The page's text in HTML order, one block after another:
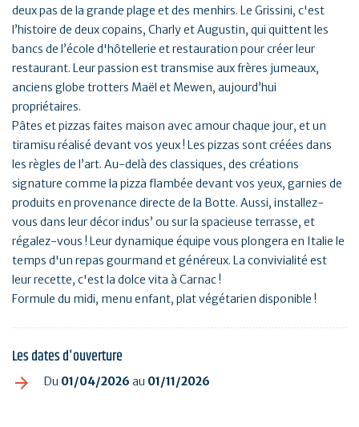
deux pas de la grande plage et des menhirs. Le Grissini, c'est
l’histoire de deux copains, Charly et Augustin, qui quittent les
bancs de l’école d'hôtellerie et restauration pour créer leur
restaurant. Leur passion est transmise aux frères jumeaux,
anciens globe trotters Maël et Mewen, aujourd’hui
propriétaires.
Pâtes et pizzas faites maison avec amour chaque jour, et un
tiramisu réalisé devant vos yeux ! Les pizzas sont créées dans
les règles de l’art. Au-delà des classiques, des créations
signature comme la pizza flambée devant vos yeux, garnies de
produits en provenance directe de la Botte. Aussi, installez-
vous dans leur décor indus’ ou sur la spacieuse terrasse, et
régalez-vous ! Leur dynamique équipe vous plongera en Italie le
temps d'un repas gourmand et généreux. La convivialité est
leur recette, c'est la dolce vita à Carnac !
Formule du midi, menu enfant, plat végétarien disponible !
Les dates d'ouverture
Du 01/04/2026 au 01/11/2026